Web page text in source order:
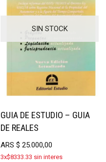
SIN STOCK
GUIA DE ESTUDIO – GUIA
DE REALES
ARS$ 25.000,00
3x$8333.33 sin interes